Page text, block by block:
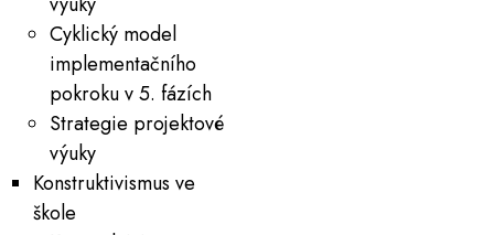
Cyklický model
implementačního
pokroku v 5. fázích
Strategie projektové
výuky
Konstruktivismus ve
škole